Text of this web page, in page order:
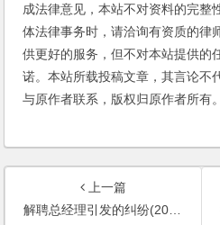
成法律意见，本站不对资料的完整
体法律事务时，请洽询有资质的律
供更好的服务，但不对本站提供的
诺。本站所载投稿文章，其言论不
与原作者联系，版权归原作者所有。
上一篇
解聘总经理引发的纠纷(2006)